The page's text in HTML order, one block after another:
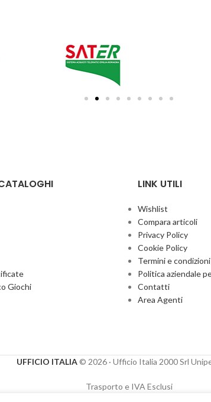
Giochi
LINK UTILI
Wishlist
Compara articoli
Privacy Policy
Cookie Policy
Termini e condizioni
Politica aziendale
Contatti
Area Agenti
UFFICIO ITALIA © 2026· Ufficio Italia 2000 Srl
Trasporto e IVA Esclusi